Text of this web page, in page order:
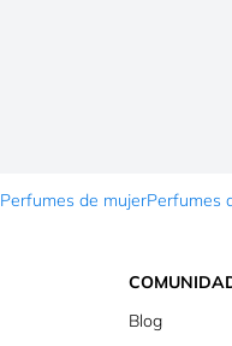
Perfumes de mujerPerfumes
Blog